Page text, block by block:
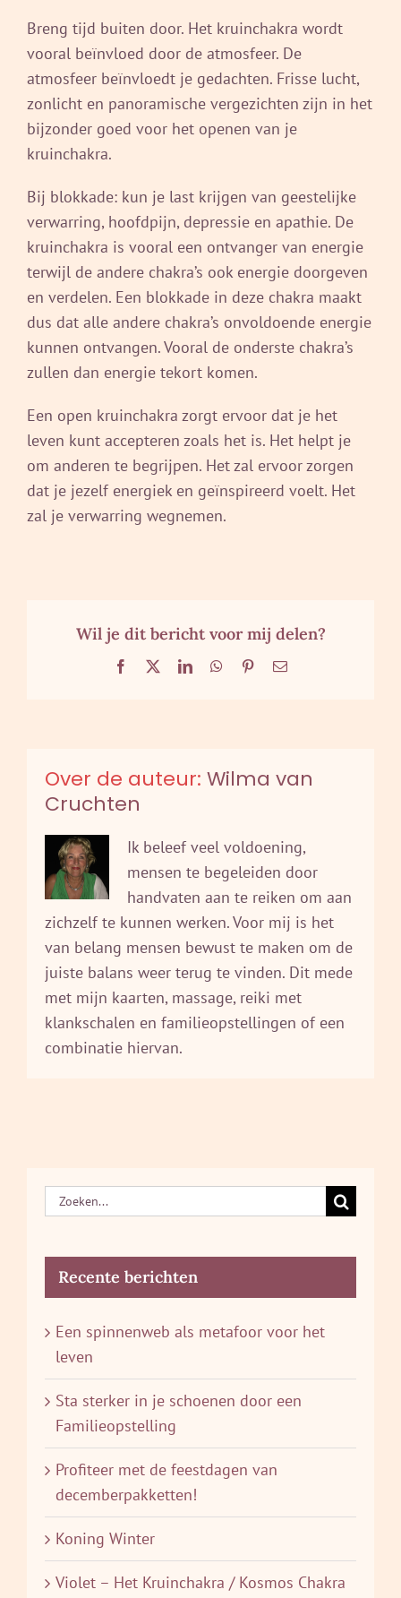
Breng tijd buiten door. Het kruinchakra wordt
vooral beïnvloed door de atmosfeer. De
atmosfeer beïnvloedt je gedachten. Frisse lucht,
zonlicht en panoramische vergezichten zijn in het
bijzonder goed voor het openen van je
kruinchakra.
Bij blokkade: kun je last krijgen van geestelijke
verwarring, hoofdpijn, depressie en apathie. De
kruinchakra is vooral een ontvanger van energie
terwijl de andere chakra’s ook energie doorgeven
en verdelen. Een blokkade in deze chakra maakt
dus dat alle andere chakra’s onvoldoende energie
kunnen ontvangen. Vooral de onderste chakra’s
zullen dan energie tekort komen.
Een open kruinchakra zorgt ervoor dat je het
leven kunt accepteren zoals het is. Het helpt je
om anderen te begrijpen. Het zal ervoor zorgen
dat je jezelf energiek en geïnspireerd voelt. Het
zal je verwarring wegnemen.
Wil je dit bericht voor mij delen?
Facebook LinkedInWhatsApp
Pinterest
E-
Over de auteur: Wilma van
Cruchten
Ik beleef veel voldoening,
mensen te begeleiden door
handvaten aan te reiken om aan
zichzelf te kunnen werken. Voor mij is het
van belang mensen bewust te maken om de
juiste balans weer terug te vinden. Dit mede
met mijn kaarten, massage, reiki met
klankschalen en familieopstellingen of een
combinatie hiervan.
Zoeken
naar:
Recente berichten
Een spinnenweb als metafoor voor het
leven
Sta sterker in je schoenen door een
Familieopstelling
Profiteer met de feestdagen van
decemberpakketten!
Koning Winter
Violet – Het Kruinchakra / Kosmos Chakra